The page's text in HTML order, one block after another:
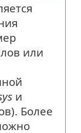
или
и
Более